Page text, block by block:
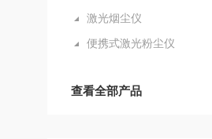
激光烟尘仪
便携式激光粉尘仪
查看全部产品